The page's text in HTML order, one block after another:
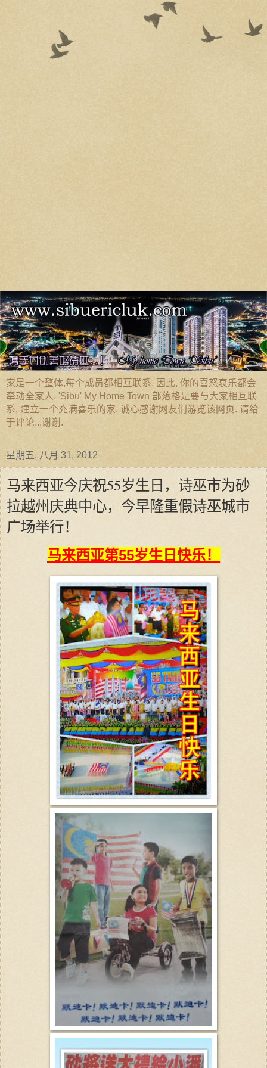
家是一个整体,每个成员都相互联系. 因此, 你的喜怒哀乐都会
牵动全家人. 'Sibu' My Home Town 部落格是要与大家相互联
系, 建立一个充满喜乐的家. 诚心感谢网友们游览该网页. 请给
于评论...谢谢.
星期五, 八月 31, 2012
马来西亚今庆祝55岁生日，诗巫市为砂
拉越州庆典中心，今早隆重假诗巫城市
广场举行！
马来西亚第55岁生日快乐！